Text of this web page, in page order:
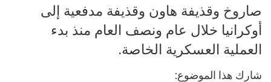
صاروخ وقذيفة هاون وقذيفة مدفعية إلى
أوكرانيا خلال عام ونصف العام منذ بدء
العملية العسكرية الخاصة.
شارك هذا الموضوع: